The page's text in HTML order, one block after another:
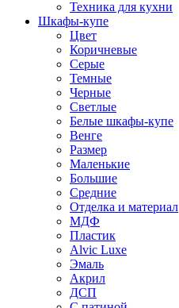
Техника для кухни
Шкафы-купе
Цвет
Коричневые
Серые
Темные
Черные
Светлые
Белые шкафы-купе
Венге
Размер
Маленькие
Большие
Средние
Отделка и материал
МДФ
Пластик
Alvic Luxe
Эмаль
Акрил
ДСП